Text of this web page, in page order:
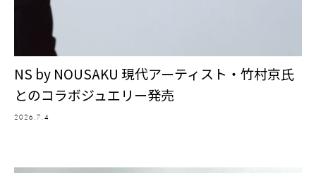
NS by NOUSAKU 現代アーティスト・竹村京氏
とのコラボジュエリー発売
2026.7.4